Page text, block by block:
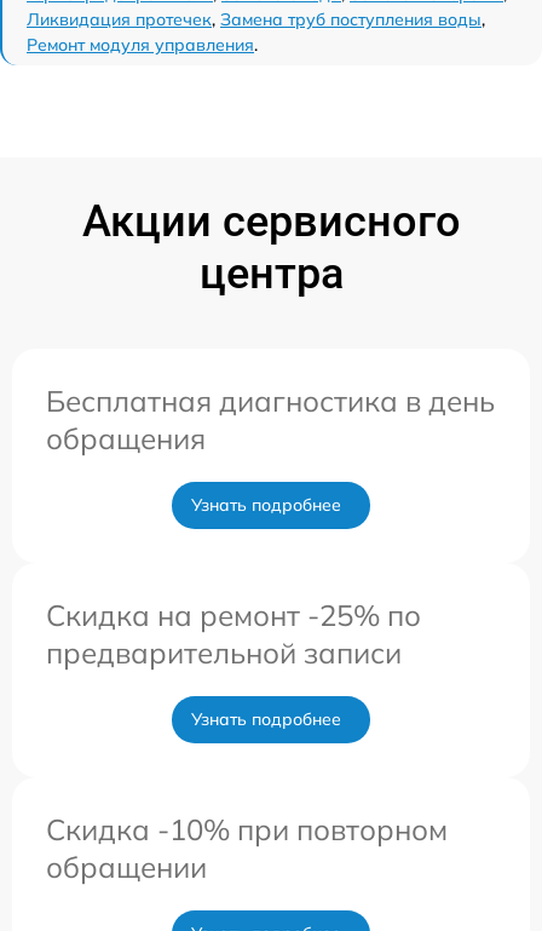
Ликвидация протечек, Замена труб поступления воды,
Ремонт модуля управления.
Акции сервисного
центра
Бесплатная диагностика в день
обращения
Узнать подробнее
Скидка на ремонт -25% по
предварительной записи
Узнать подробнее
Скидка -10% при повторном
обращении